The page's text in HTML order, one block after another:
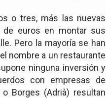
o tres, más las nuevas
de euros en montar sus
Pero la mayoría se han
nombre a un restaurante
ninguna inversión y
con empresas de
Borges (Adrià) resultan